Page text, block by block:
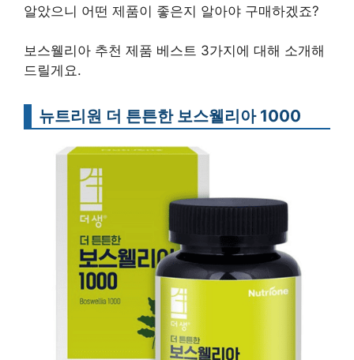
알았으니 어떤 제품이 좋은지 알아야 구매하겠죠?
보스웰리아 추천 제품 베스트 3가지에 대해 소개해
드릴게요.
뉴트리원 더 튼튼한 보스웰리아 1000